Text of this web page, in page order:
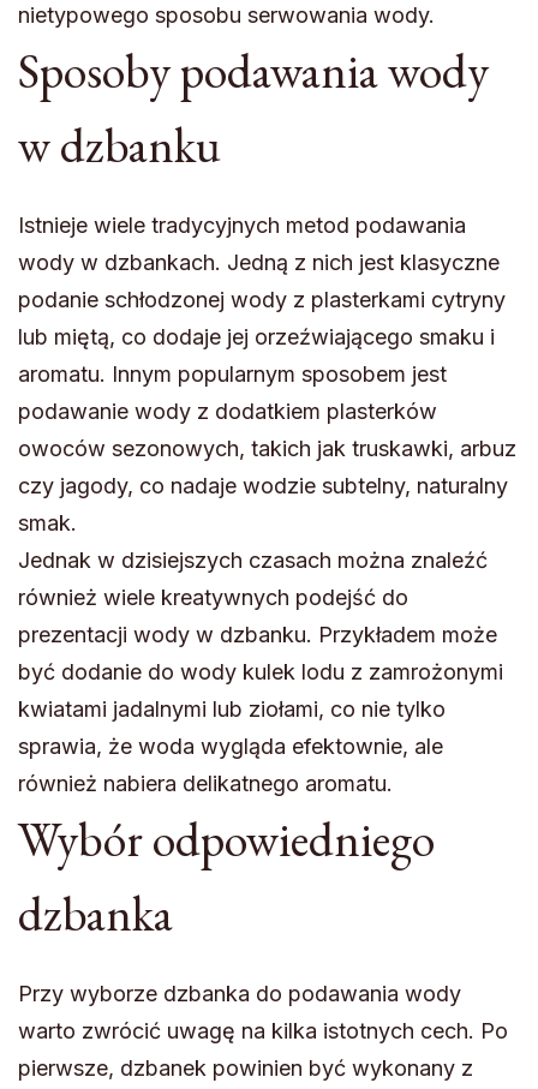
nietypowego sposobu serwowania wody.
Sposoby podawania wody
w dzbanku
Istnieje wiele tradycyjnych metod podawania
wody w dzbankach. Jedną z nich jest klasyczne
podanie schłodzonej wody z plasterkami cytryny
lub miętą, co dodaje jej orzeźwiającego smaku i
aromatu. Innym popularnym sposobem jest
podawanie wody z dodatkiem plasterków
owoców sezonowych, takich jak truskawki, arbuz
czy jagody, co nadaje wodzie subtelny, naturalny
smak.
Jednak w dzisiejszych czasach można znaleźć
również wiele kreatywnych podejść do
prezentacji wody w dzbanku. Przykładem może
być dodanie do wody kulek lodu z zamrożonymi
kwiatami jadalnymi lub ziołami, co nie tylko
sprawia, że woda wygląda efektownie, ale
również nabiera delikatnego aromatu.
Wybór odpowiedniego
dzbanka
Przy wyborze dzbanka do podawania wody
warto zwrócić uwagę na kilka istotnych cech. Po
pierwsze, dzbanek powinien być wykonany z